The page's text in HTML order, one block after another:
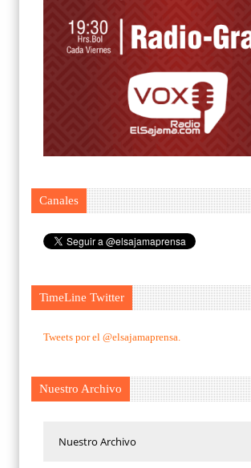
Canales
TimeLine Twitter
Tweets por el @elsajamaprensa.
Nuestro Archivo